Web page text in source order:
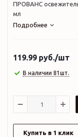
ПРОВАНС
мл
Подробнее
119.99 руб./шт
В наличии 81шт.
Купить в 1 клик